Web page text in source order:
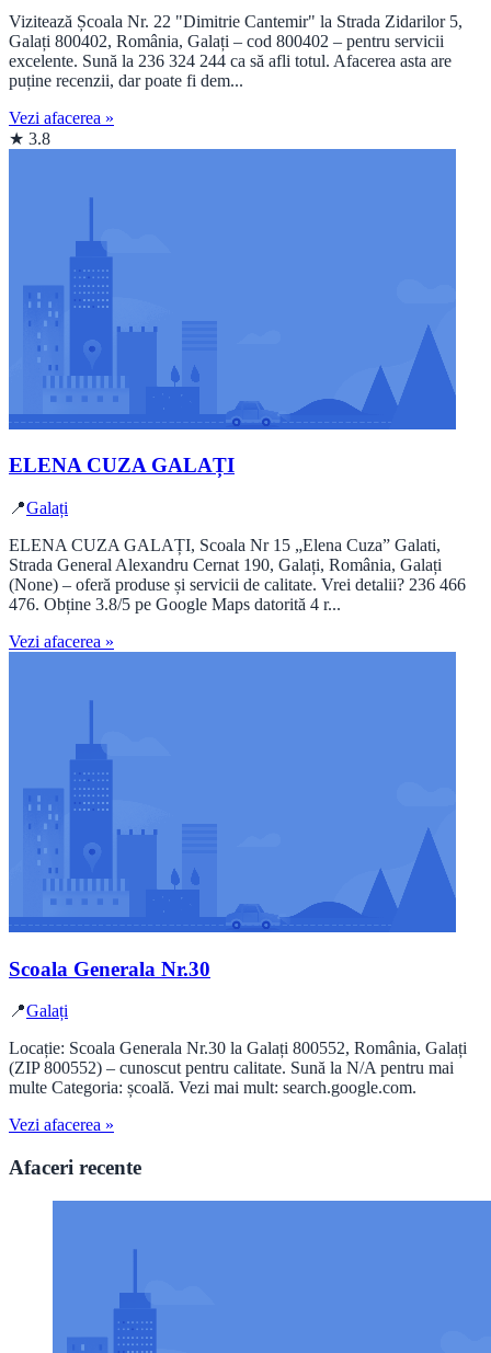
Vizitează Școala Nr. 22 "Dimitrie Cantemir" la Strada Zidarilor 5,
Galați 800402, România, Galați – cod 800402 – pentru servicii
excelente. Sună la 236 324 244 ca să afli totul. Afacerea asta are
puține recenzii, dar poate fi dem...
Vezi afacerea »
★ 3.8
ELENA CUZA GALAȚI
📍Galați
ELENA CUZA GALAȚI, Scoala Nr 15 „Elena Cuza” Galati,
Strada General Alexandru Cernat 190, Galați, România, Galați
(None) – oferă produse și servicii de calitate. Vrei detalii? 236 466
476. Obține 3.8/5 pe Google Maps datorită 4 r...
Vezi afacerea »
Scoala Generala Nr.30
📍Galați
Locație: Scoala Generala Nr.30 la Galați 800552, România, Galați
(ZIP 800552) – cunoscut pentru calitate. Sună la N/A pentru mai
multe Categoria: școală. Vezi mai mult: search.google.com.
Vezi afacerea »
Afaceri recente